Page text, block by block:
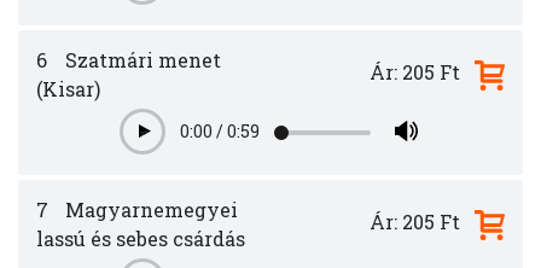
6
Szatmári menet
(Kisar)
Play0:00 /0:59
Ár: 205 Ft
7
Magyarnemegyei
lassú és sebes csárdás
Ár: 205 Ft